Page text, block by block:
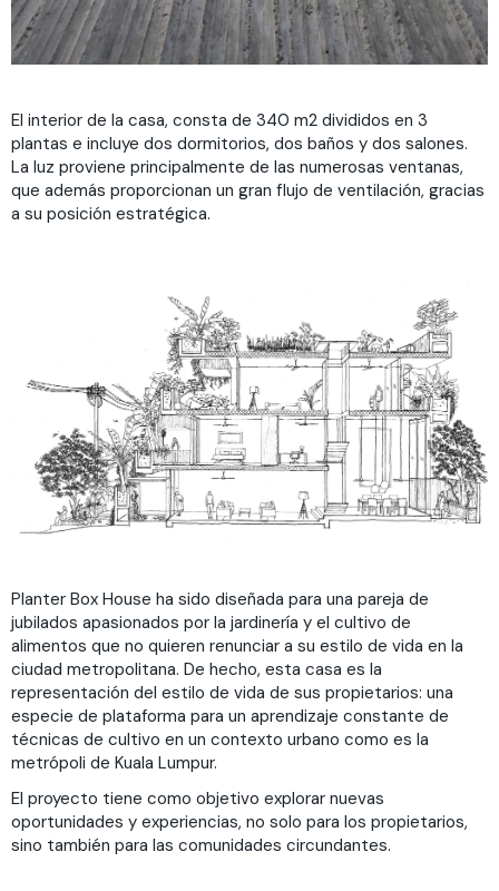
El interior de la casa, consta de 340 m2 divididos en 3
plantas e incluye dos dormitorios, dos baños y dos salones.
La luz proviene principalmente de las numerosas ventanas,
que además proporcionan un gran flujo de ventilación, gracias
a su posición estratégica.
Planter Box House ha sido diseñada para una pareja de
jubilados apasionados por la jardinería y el cultivo de
alimentos que no quieren renunciar a su estilo de vida en la
ciudad metropolitana. De hecho, esta casa es la
representación del estilo de vida de sus propietarios: una
especie de plataforma para un aprendizaje constante de
técnicas de cultivo en un contexto urbano como es la
metrópoli de Kuala Lumpur.
El proyecto tiene como objetivo explorar nuevas
oportunidades y experiencias, no solo para los propietarios,
sino también para las comunidades circundantes.